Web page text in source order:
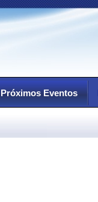
Próximos Eventos